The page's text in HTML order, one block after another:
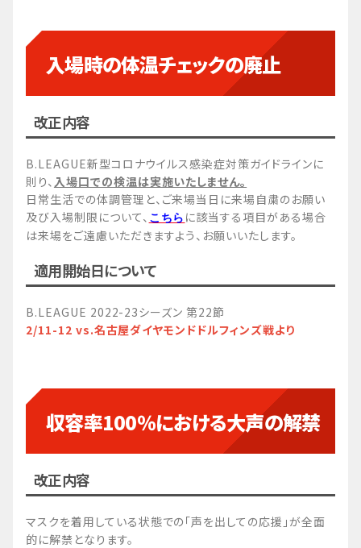
入場時の体温チェックの廃止
改正内容
B.LEAGUE新型コロナウイルス感染症対策ガイドラインに
則り、 入場口での検温は実施いたしません。
日常生活での体調管理と、ご来場当日に来場自粛のお願い
及び入場制限について、 こちら に該当する項目がある場合
は来場をご遠慮いただきますよう、お願いいたします。
適用開始日について
B.LEAGUE 2022-23シーズン 第22節
2/11-12 vs.名古屋ダイヤモンドドルフィンズ戦より
収容率100％における大声の解禁
改正内容
マスクを着用している状態での「声を出しての応援」が全面
的に解禁となります。